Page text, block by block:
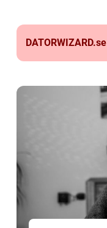
DATORWIZARD.se